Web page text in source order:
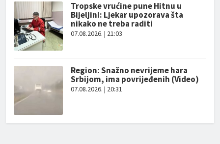
Tropske vrućine pune Hitnu u
Bijeljini: Ljekar upozorava šta
nikako ne treba raditi
07.08.2026. | 21:03
Region: Snažno nevrijeme hara
Srbijom, ima povrijeđenih (Video)
07.08.2026. | 20:31